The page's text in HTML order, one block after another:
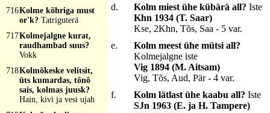
716Kolme kõhriga must
or'k? Tatriguterä
717Kolmejalgne kurat,
raudhambad suus?
Vokk
718Kolmõkeske velitsit,
üts kumardas, tõnõ
sais, kolmas juusk?
Hain, kivi ja vesi ujah
d.
Kolm miest ühe kübärä all?Iste
Khn 1934 (T. Saar)
Kse, 2Khn, Tõs, Saa - 5 var.
e.
Kolm meest ühe mütsi all?
Kolmejalgne iste
Vig 1894 (M. Aitsam)
Vig, Tõs, Aud, Pär - 4 var.
f.
Kolm lätlast ühe kaabu all?Iste
SJn 1963 (E. ja H. Tampere)